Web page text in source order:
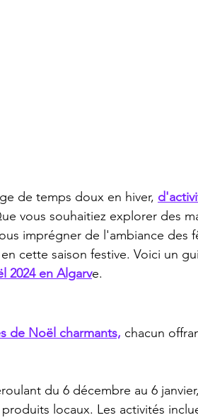
de temps doux en hiver,
vous souhaitiez explorer des
imprégner de l'ambiance des
cette saison festive. Voici un
2024 en Algarve.
de Noël charmants, chacun
du 6 décembre au 6
locaux. Les activités